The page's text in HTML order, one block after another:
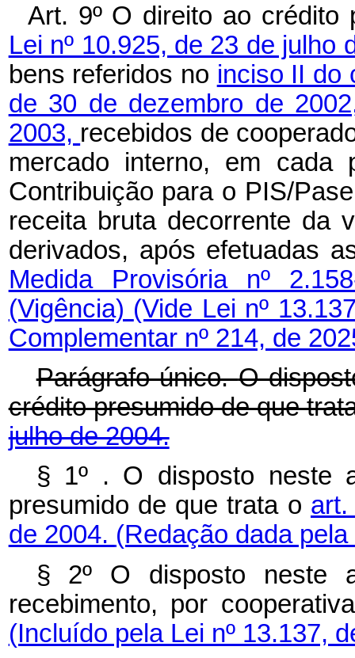
Art. 9º O direito ao
Lei nº 10.925, de 23 de julho
bens referidos no inciso II do
de 30 de dezembro de
2003, recebidos de
mercado interno, em cada
Contribuição para o PIS/
receita bruta decorrente da
derivados, após efetuadas
Medida Provisória nº
(Vigência) (Vide Lei nº
Complementar nº 214, de
Parágrafo único.O
crédito presumido de que
julho de 2004.
§ 1º . O disposto neste
presumido de que trata o
de 2004. (Redação dada
§ 2º O disposto neste
recebimento, por
(Incluído pela Lei nº 13.137,